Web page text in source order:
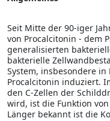
Seit Mitte der 90-iger
von Procalcitonin - dem
generalisierten
bakterielle
System, insbesondere
Procalcitonin induziert.
den C-Zellen der
wird, ist die Funk­tion
Länger bekannt ist die